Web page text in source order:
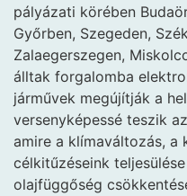
pályázati körében
Győrben, Szegeden,
Zalaegerszegen,
álltak forgalomba
járművek megújítják a
versenyképessé teszik
amire a klímaváltozás, a
célkitűzéseink
olajfüggőség